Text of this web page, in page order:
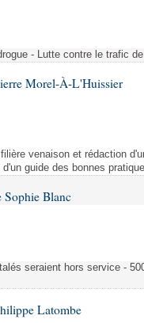
- Lutte contre le trafic
Morel-À-L'Huissier
venaison et rédaction
guide des bonnes
Sophie Blanc
seraient hors service -
Latombe